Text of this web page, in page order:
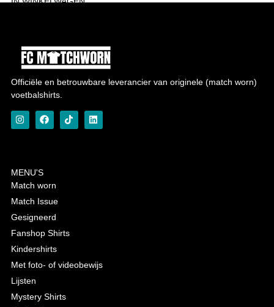
Officiële en betrouwbare leverancier van originele (match worn)
voetbalshirts.
MENU'S
Match worn
Match Issue
Gesigneerd
Fanshop Shirts
Kindershirts
Met foto- of videobewijs
Lijsten
Mystery Shirts